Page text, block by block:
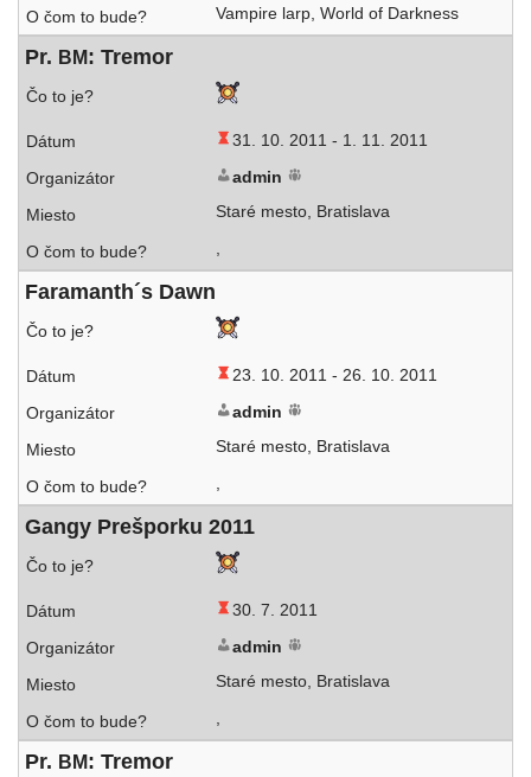
Vampire larp, World of Darkness
Pr. BM: Tremor
31. 10. 2011 - 1. 11. 2011
admin
Staré mes­to, Bratislava
,
Faramanth´s Dawn
23. 10. 2011 - 26. 10. 2011
admin
Staré mes­to, Bratislava
,
Gangy Prešporku 2011
30. 7. 2011
admin
Staré mes­to, Bratislava
,
Pr. BM: Tremor